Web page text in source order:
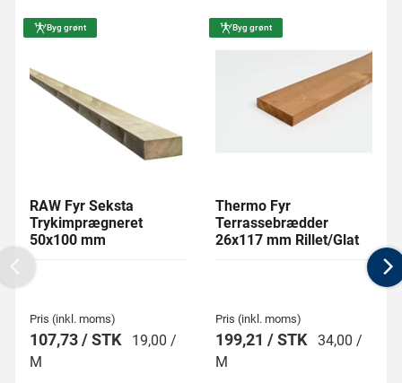
Byg grønt
RAW Fyr Seksta
Trykimprægneret
50x100 mm
Pris (inkl. moms)
107,73 / STK
19,00 /
M
Byg grønt
Thermo Fyr
Terrassebrædder
26x117 mm Rillet/Glat
Pris (inkl. moms)
199,21 / STK 34,00 /
M
Previous